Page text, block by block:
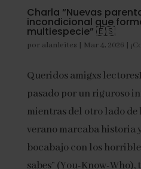
Charla “Nuevas
incondicional que
multiespecie” 🇪🇸
por alanleites | Mar 4, 2026 |
Queridos amigxs
pasado por un riguroso
mientras del otro lado
verano marcaba historia
bocabajo con los
sabes” (You-Know-Who),